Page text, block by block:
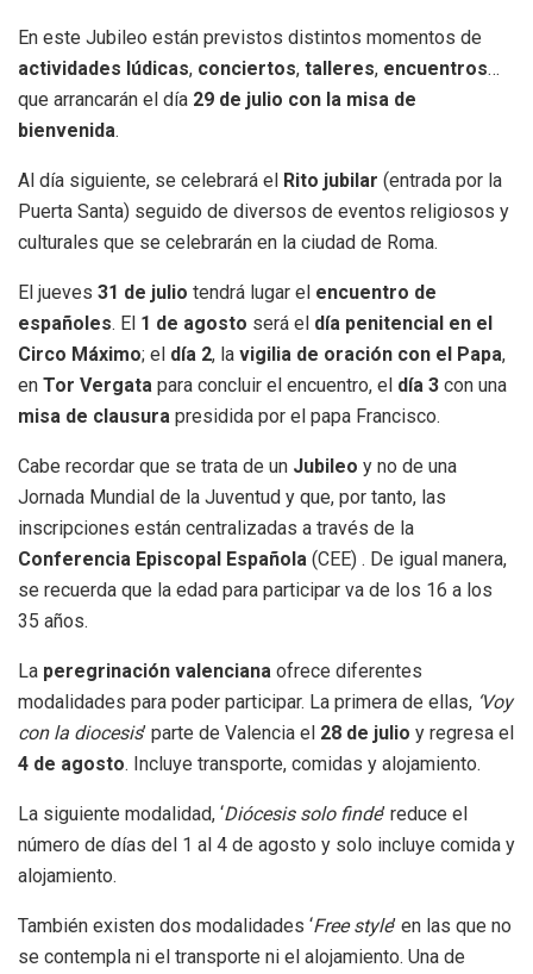
En este Jubileo están previstos distintos momentos de
actividades lúdicas, conciertos, talleres, encuentros…
que arrancarán el día 29 de julio con la misa de
bienvenida.
Al día siguiente, se celebrará el Rito jubilar (entrada por la
Puerta Santa) seguido de diversos de eventos religiosos y
culturales que se celebrarán en la ciudad de Roma.
El jueves 31 de julio tendrá lugar el encuentro de
españoles. El 1 de agosto será el día penitencial en el
Circo Máximo; el día 2, la vigilia de oración con el Papa,
en Tor Vergata para concluir el encuentro, el día 3 con una
misa de clausura presidida por el papa Francisco.
Cabe recordar que se trata de un Jubileo y no de una
Jornada Mundial de la Juventud y que, por tanto, las
inscripciones están centralizadas a través de la
Conferencia Episcopal Española (CEE) . De igual manera,
se recuerda que la edad para participar va de los 16 a los
35 años.
La peregrinación valenciana ofrece diferentes
modalidades para poder participar. La primera de ellas, ‘Voy
con la diocesis’ parte de Valencia el 28 de julio y regresa el
4 de agosto. Incluye transporte, comidas y alojamiento.
La siguiente modalidad, ‘Diócesis solo finde’ reduce el
número de días del 1 al 4 de agosto y solo incluye comida y
alojamiento.
También existen dos modalidades ‘Free style’ en las que no
se contempla ni el transporte ni el alojamiento. Una de